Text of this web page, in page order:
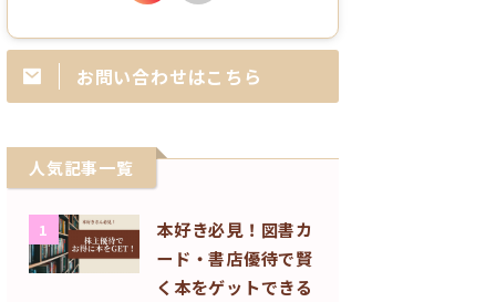
お問い合わせはこちら
人気記事一覧
1
本好き必見！図書カ
ード・書店優待で賢
く本をゲットできる